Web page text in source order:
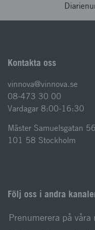
Kontakta oss
vinnova@vinnova.se
08-473 30 00
Vardagar 8:00-16:30
Mäster Samuelsgatan 56
101 58 Stockholm
Följ oss i andra
Prenumerera på våra